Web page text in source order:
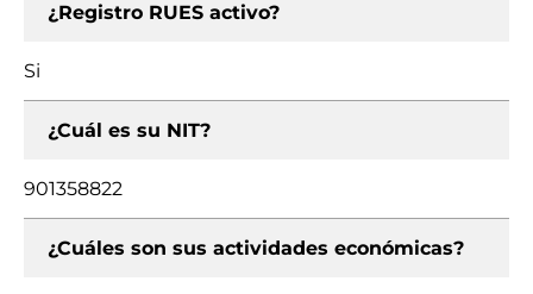
¿Registro RUES activo?
Si
¿Cuál es su NIT?
901358822
¿Cuáles son sus actividades económicas?